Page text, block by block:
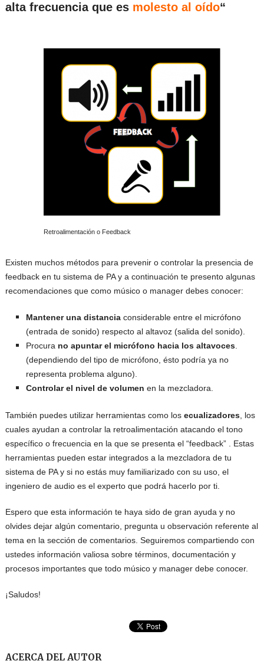
alta frecuencia que es molesto al oído“
Retroalimentación o Feedback
Existen muchos métodos para prevenir o controlar la presencia de
feedback en tu sistema de PA y a continuación te presento algunas
recomendaciones que como músico o manager debes conocer:
Mantener una distanciaconsiderable entre el micrófono
(entrada de sonido) respecto al altavoz (salida del sonido).
Procura no apuntar el micrófono hacia los altavoces.
(dependiendo del tipo de micrófono, ésto podría ya no
representa problema alguno).
Controlar el nivel de volumen en la mezcladora.
También puedes utilizar herramientas como los ecualizadores, los
cuales ayudan a controlar la retroalimentación atacando el tono
específico o frecuencia en la que se presenta el “feedback” . Estas
herramientas pueden estar integrados a la mezcladora de tu
sistema de PA y si no estás muy familiarizado con su uso, el
ingeniero de audio es el experto que podrá hacerlo por ti.
Espero que esta información te haya sido de gran ayuda y no
olvides dejar algún comentario, pregunta u observación referente al
tema en la sección de comentarios. Seguiremos compartiendo con
ustedes información valiosa sobre términos, documentación y
procesos importantes que todo músico y manager debe conocer.
¡Saludos!
ACERCA DEL AUTOR